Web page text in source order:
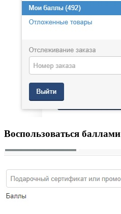
Воспользоваться баллами